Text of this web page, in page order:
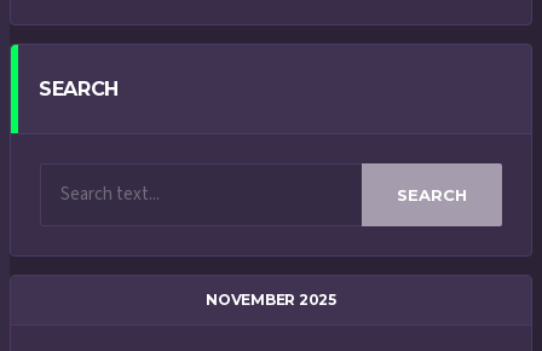
SEARCH
SEARCH
NOVEMBER 2025